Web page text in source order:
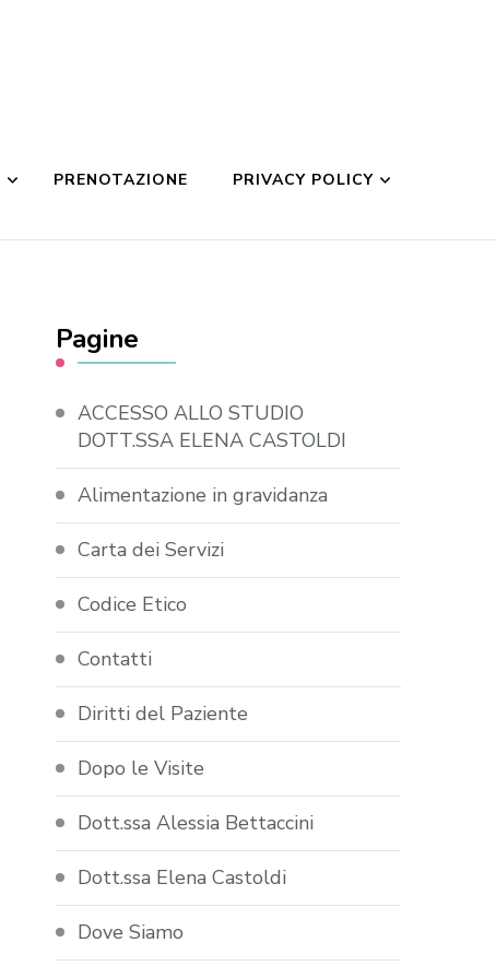
PRENOTAZIONE PRIVACY POLICY
Pagine
ACCESSO ALLO STUDIO
DOTT.SSA ELENA CASTOLDI
Alimentazione in gravidanza
Carta dei Servizi
Codice Etico
Contatti
Diritti del Paziente
Dopo le Visite
Dott.ssa Alessia Bettaccini
Dott.ssa Elena Castoldi
Dove Siamo